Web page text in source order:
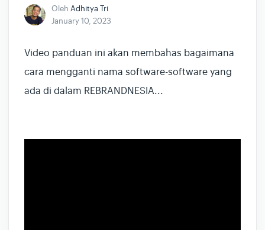
Oleh Adhitya Tri
January 10, 2023
Video panduan ini akan membahas bagaimana
cara mengganti nama software-software yang
ada di dalam REBRANDNESIA...